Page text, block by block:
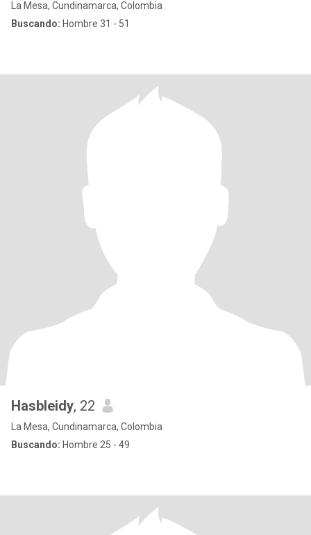
La Mesa, Cundinamarca, Colombia
Buscando: Hombre 31 - 51
Hasbleidy, 22
La Mesa, Cundinamarca, Colombia
Buscando: Hombre 25 - 49